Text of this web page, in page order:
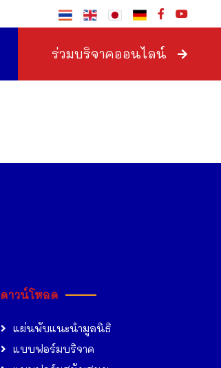
ร่วมบริจาคออนไลน์
ดาวน์โหลด
แผ่นพับแนะนำมูลนิธิ
แบบฟอร์มบริจาค